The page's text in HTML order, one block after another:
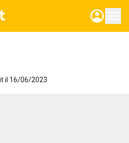
il 16/06/2023